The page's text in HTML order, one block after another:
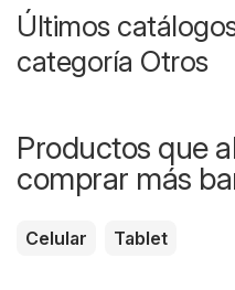
Últimos
categoría Otros
Productos que
comprar más
Celular Tablet